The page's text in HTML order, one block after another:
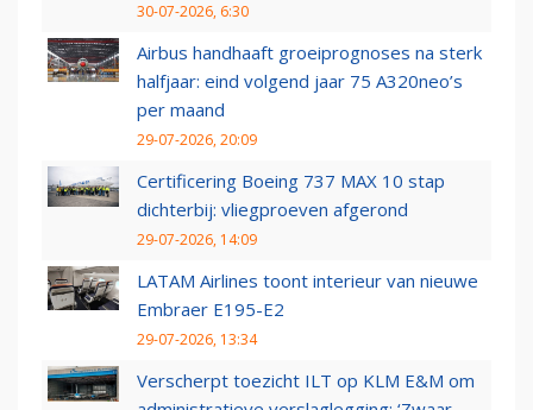
30-07-2026, 6:30
Airbus handhaaft groeiprognoses na sterk
halfjaar: eind volgend jaar 75 A320neo’s
per maand
29-07-2026, 20:09
Certificering Boeing 737 MAX 10 stap
dichterbij: vliegproeven afgerond
29-07-2026, 14:09
LATAM Airlines toont interieur van nieuwe
Embraer E195-E2
29-07-2026, 13:34
Verscherpt toezicht ILT op KLM E&M om